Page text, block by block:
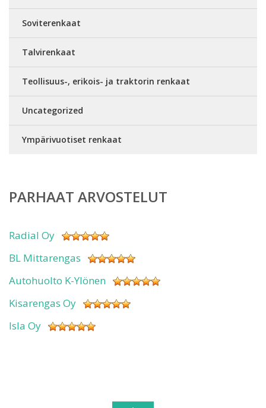
Soviterenkaat
Talvirenkaat
Teollisuus-, erikois- ja traktorin renkaat
Uncategorized
Ympärivuotiset renkaat
PARHAAT ARVOSTELUT
Radial Oy
BL Mittarengas
Autohuolto K-Ylönen
Kisarengas Oy
Isla Oy